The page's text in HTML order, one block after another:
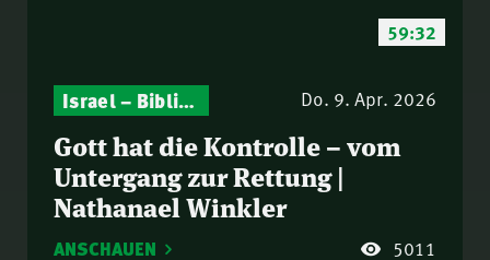
59:32
Gottesdienst-Botschaften – Jeden Sonntag neu: Aktuelle Predigten vom Mitternachtsruf
Israel – Biblische Perspektiven & aktuelle Einordnungen Do. 9. Apr. 2026
Gott hat die Kontrolle – vom
Untergang zur Rettung |
Nathanael Winkler
ANSCHAUEN 5011